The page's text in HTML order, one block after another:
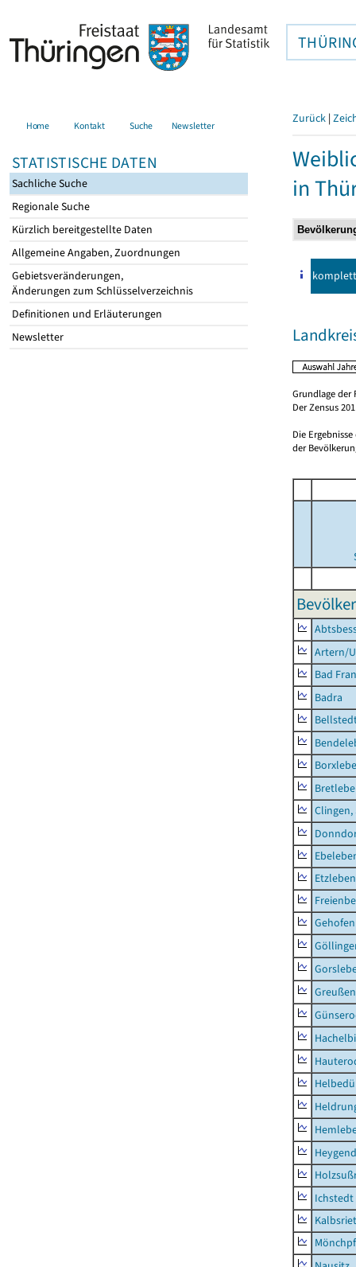
Home Kontakt Suche Newsletter
STATISTISCHE DATEN
Sachliche Suche
Regionale Suche
Kürzlich bereitgestellte Daten
Allgemeine Angaben, Zuordnungen
Gebietsveränderungen,
Änderungen zum Schlüsselverzeichnis
Definitionen und Erläuterungen
Newsletter
Zurück |
in
komplett
Grundlage der
Der Zensus
Die
der
Artern/
Bad
Badra
Etzleben
Gehofen
Ichstedt